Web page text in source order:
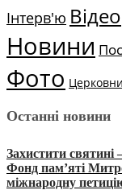
Інтерв'ю Відео
Новини
Фото
Останні новини
Захистити святині
Фонд пам’яті
міжнародну